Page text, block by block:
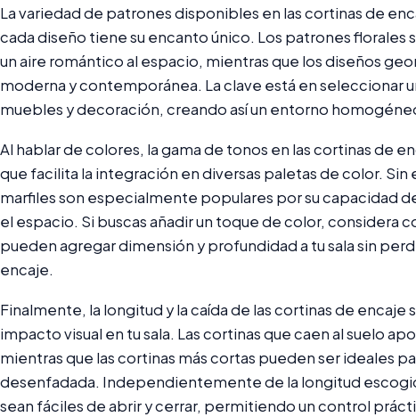
La variedad de patrones disponibles en las cortinas de
cada diseño tiene su encanto único. Los patrones florales
un aire romántico al espacio, mientras que los diseños
moderna y contemporánea. La clave está en seleccionar
muebles y decoración, creando así un entorno
Al hablar de colores, la gama de tonos en las cortinas de
que facilita la integración en diversas paletas de color.
marfiles son especialmente populares por su capacidad
el espacio. Si buscas añadir un toque de color, considera
pueden agregar dimensión y profundidad a tu sala sin
encaje.
Finalmente, la longitud y la caída de las cortinas de
impacto visual en tu sala. Las cortinas que caen al suelo
mientras que las cortinas más cortas pueden ser ideales
desenfadada. Independientemente de la longitud
sean fáciles de abrir y cerrar, permitiendo un control